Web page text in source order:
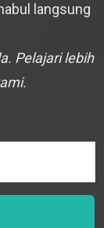
langsung
Pelajari lebih